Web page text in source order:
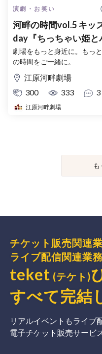
演劇・お笑い
河畔の時間vol.5 キッ
day『ちっちゃい姫と
士』『ちっちゃい姫
士』 −夏休み２本立て
劇場をもっと身近に。もっ
の時間をご一緒に。
江原河畔劇場
300
333 3
江原河畔劇場
も
チケット販売関連業
ライブ配信関連業務
teket (テケト)
すべて完結
リアルイベントもライブ
電子チケット販売サービ